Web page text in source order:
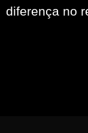
diferença no